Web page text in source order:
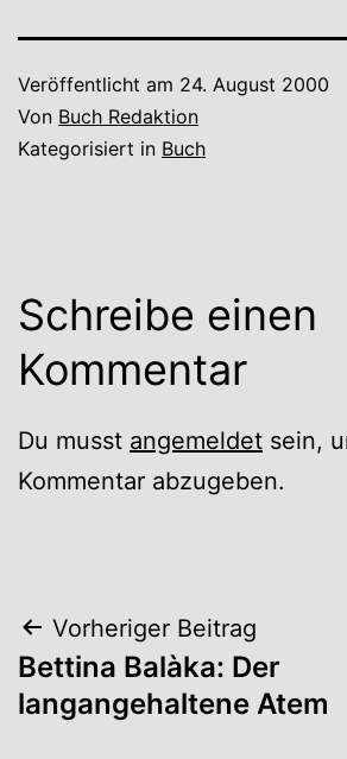
Veröffentlicht am 24. August 2000
Von Buch Redaktion
Kategorisiert in Buch
Schreibe einen
Kommentar
Du musst angemeldet sein,
Kommentar abzugeben.
Beitrags-
Navigation
Vorheriger Beitrag
Bettina Balàka: Der
langangehaltene Atem